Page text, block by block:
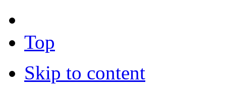
Top
Skip to content